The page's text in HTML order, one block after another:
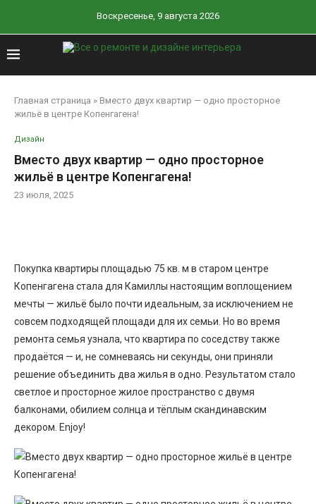
Воскресенье, 9 августа 2026
Главная страница » Вместо двух квартир — одно просторное
жильё в центре Копенгагена!
Дизайн
Вместо двух квартир — одно просторное
жильё в центре Копенгагена!
23 июля, 2025
Покупка квартиры площадью 75 кв. м в старом центре
Копенгагена стала для Камиллы настоящим воплощением
мечты — жильё было почти идеальным, за исключением не
совсем подходящей площади для их семьи. Но во время
ремонта семья узнала, что квартира по соседству также
продаётся — и, не сомневаясь ни секунды, они приняли
решение объединить два жилья в одно. Результатом стало
светлое и просторное жилое пространство с двумя
балконами, обилием солнца и тёплым скандинавским
декором. Enjoy!